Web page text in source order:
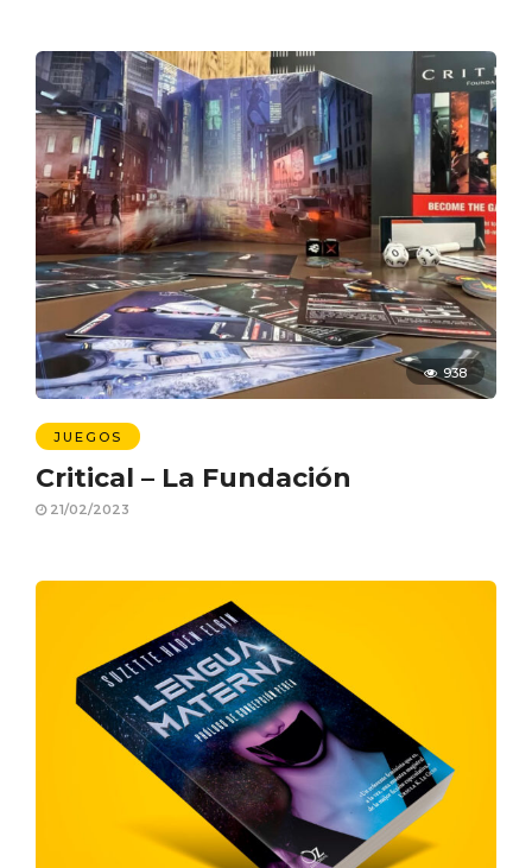
938
JUEGOS
Critical – La Fundación
21/02/2023